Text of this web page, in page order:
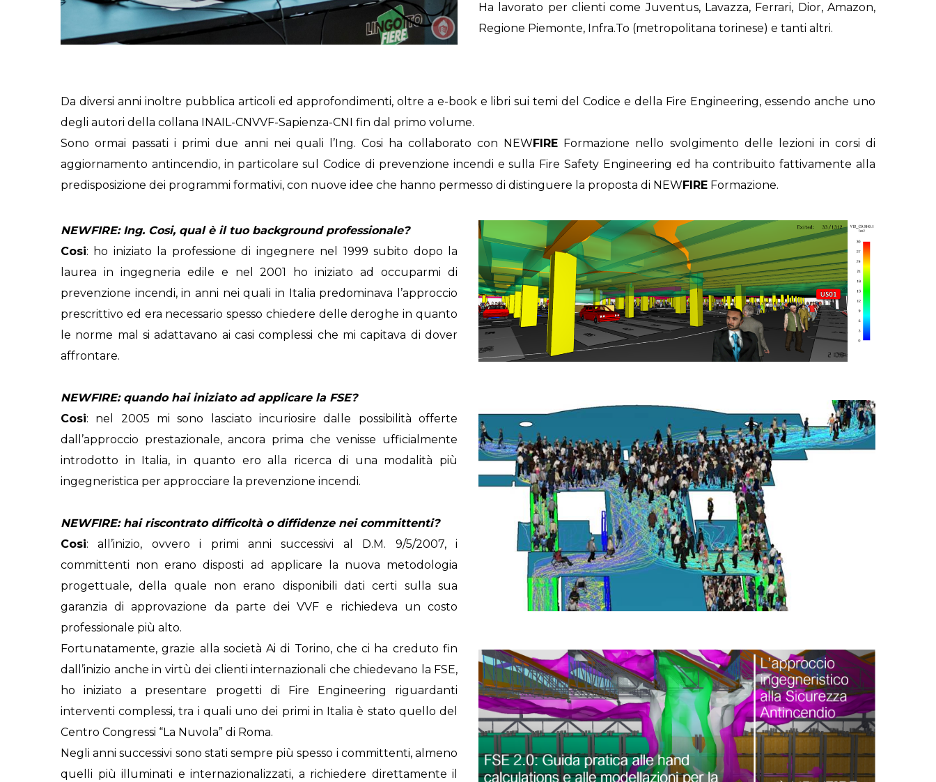
Ha lavorato per clienti come Juventus, Lavazza, Ferrari, Dior, Amazon,
Regione Piemonte, Infra.To (metropolitana torinese) e tanti altri.
Da diversi anni inoltre pubblica articoli ed approfondimenti, oltre a e-book e libri sui temi del Codice e della Fire Engineering, essendo anche uno
degli autori della collana INAIL-CNVVF-Sapienza-CNI fin dal primo volume.
Sono ormai passati i primi due anni nei quali l’Ing. Cosi ha collaborato con NEWFIRE Formazione nello svolgimento delle lezioni in corsi di
aggiornamento antincendio, in particolare sul Codice di prevenzione incendi e sulla Fire Safety Engineering ed ha contribuito fattivamente alla
predisposizione dei programmi formativi, con nuove idee che hanno permesso di distinguere la proposta di NEWFIRE Formazione.
NEWFIRE: Ing. Cosi, qual è il tuo background professionale?
Cosi: ho iniziato la professione di ingegnere nel 1999 subito dopo la
laurea in ingegneria edile e nel 2001 ho iniziato ad occuparmi di
prevenzione incendi, in anni nei quali in Italia predominava l’approccio
prescrittivo ed era necessario spesso chiedere delle deroghe in quanto
le norme mal si adattavano ai casi complessi che mi capitava di dover
affrontare.
NEWFIRE: quando hai iniziato ad applicare la FSE?
Cosi: nel 2005 mi sono lasciato incuriosire dalle possibilità offerte
dall’approccio prestazionale, ancora prima che venisse ufficialmente
introdotto in Italia, in quanto ero alla ricerca di una modalità più
ingegneristica per approcciare la prevenzione incendi.
NEWFIRE: hai riscontrato difficoltà o diffidenze nei committenti?
Cosi: all’inizio, ovvero i primi anni successivi al D.M. 9/5/2007, i
committenti non erano disposti ad applicare la nuova metodologia
progettuale, della quale non erano disponibili dati certi sulla sua
garanzia di approvazione da parte dei VVF e richiedeva un costo
professionale più alto.
Fortunatamente, grazie alla società Ai di Torino, che ci ha creduto fin
dall’inizio anche in virtù dei clienti internazionali che chiedevano la FSE,
ho iniziato a presentare progetti di Fire Engineering riguardanti
interventi complessi, tra i quali uno dei primi in Italia è stato quello del
Centro Congressi “La Nuvola” di Roma.
Negli anni successivi sono stati sempre più spesso i committenti, almeno
quelli più illuminati e internazionalizzati, a richiedere direttamente il